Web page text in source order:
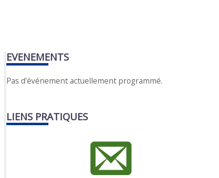
EVENEMENTS
Pas d'événement actuellement programmé.
LIENS PRATIQUES